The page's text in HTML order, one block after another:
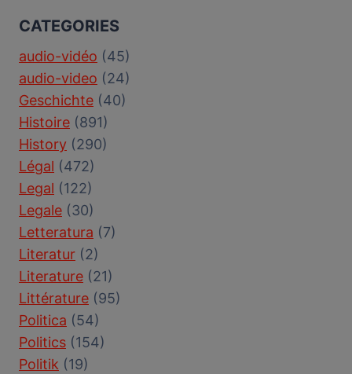
CATEGORIES
audio-vidéo (45)
audio-video (24)
Geschichte (40)
Histoire (891)
History (290)
Légal (472)
Legal (122)
Legale (30)
Letteratura (7)
Literatur (2)
Literature (21)
Littérature (95)
Politica (54)
Politics (154)
Politik (19)